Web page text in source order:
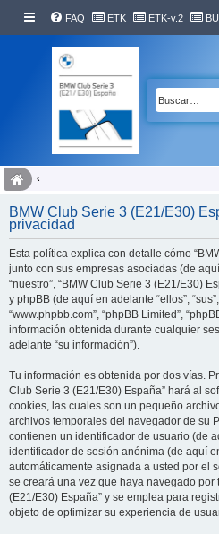
FAQ ETK ETK-v.2
BMW Club Serie 3 (E21/E30)
privacidad
Esta política explica con detalle cómo
junto con sus empresas asociadas (de aquí
“nuestro”, “BMW Club Serie 3 (E21/E30)
y phpBB (de aquí en adelante “ellos”,
“www.phpbb.com”, “phpBB Limited”,
información obtenida durante cualquier
adelante “su información”).
Tu información es obtenida por dos vías.
Club Serie 3 (E21/E30) España” hará al
cookies, las cuales son un pequeño
archivos temporales del navegador de su
contienen un identificador de usuario (de
identificador de sesión anónima (de aquí
automáticamente asignada a usted por el
se creará una vez que haya navegado por
(E21/E30) España” y se emplea para
objeto de optimizar su experiencia de